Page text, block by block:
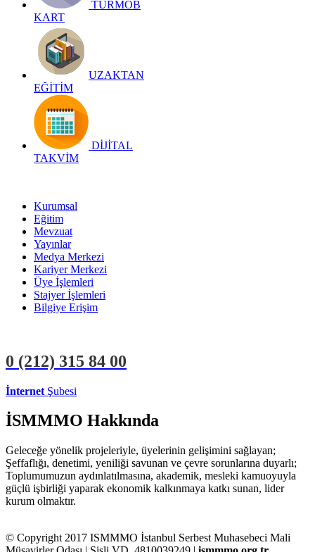
TÜRMOB
KART
UZAKTAN
EĞİTİM
DİJİTAL
TAKVİM
Kurumsal
Eğitim
Mevzuat
Yayınlar
Medya Merkezi
Kariyer Merkezi
Üye İşlemleri
Stajyer İşlemleri
Bilgiye Erişim
0 (212) 315 84 00
İnternet Şubesi
İSMMMO Hakkında
Geleceğe yönelik projeleriyle, üyelerinin gelişimini sağlayan;
Şeffaflığı, denetimi, yeniliği savunan ve çevre sorunlarına duyarlı;
Toplumumuzun aydınlatılmasına, akademik, mesleki kamuoyuyla
güçlü işbirliği yaparak ekonomik kalkınmaya katkı sunan, lider
kurum olmaktır.
© Copyright 2017 ISMMMO İstanbul Serbest Muhasebeci Mali